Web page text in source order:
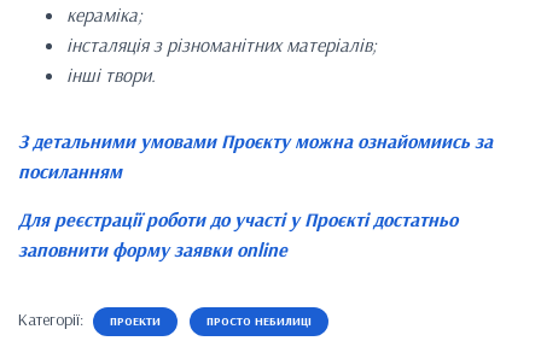
кераміка;
інсталяція з різноманітних матеріалів;
інші твори.
З детальними умовами Проєкту можна ознайомиись за
посиланням
Для реєстрації роботи до участі у Проєкті достатньо
заповнити форму заявки online
Категорії: ПРОЕКТИ ПРОСТО НЕБИЛИЦІ